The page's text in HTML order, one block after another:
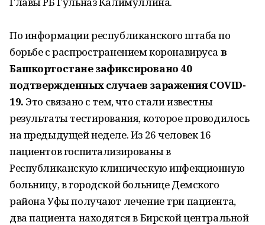
По информации республиканского штаба по
борьбе с распространением коронавируса в
Башкортостане зафиксировано 40
подтвержденных случаев заражения COVID-
19. Это связано с тем, что стали известны
результаты тестирования, которое проводилось
на предыдущей неделе. Из 26 человек 16
пациентов госпитализированы в
Республиканскую клиническую инфекционную
больницу, в городской больнице Демского
района Уфы получают лечение три пациента,
два пациента находятся в Бирской центральной